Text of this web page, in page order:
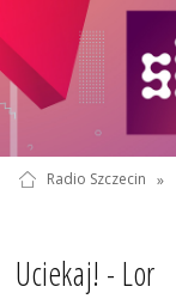
Radio Szczecin »
Uciekaj! - Lor